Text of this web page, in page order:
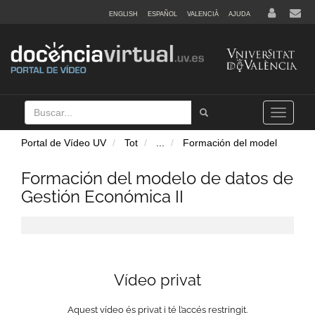
ENGLISH ESPAÑOL VALENCIÀ AJUDA
Buscar
Tramet
Toggle
navigation
Portal de Vídeo UV Tot Formación del model
Formación del modelo de datos de
Gestión Económica II